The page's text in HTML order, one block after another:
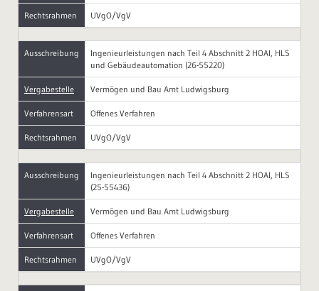
Rechtsrahmen UVgO/VgV
Ausschreibung
Ingenieurleistungen nach Teil 4 Abschnitt 2 HOAI, HLS
und Gebäudeautomation (26-55220)
Vergabestelle Vermögen und Bau Amt Ludwigsburg
Verfahrensart Offenes Verfahren
Rechtsrahmen UVgO/VgV
Ausschreibung
Ingenieurleistungen nach Teil 4 Abschnitt 2 HOAI, HLS
(25-55436)
Vergabestelle Vermögen und Bau Amt Ludwigsburg
Verfahrensart Offenes Verfahren
Rechtsrahmen UVgO/VgV